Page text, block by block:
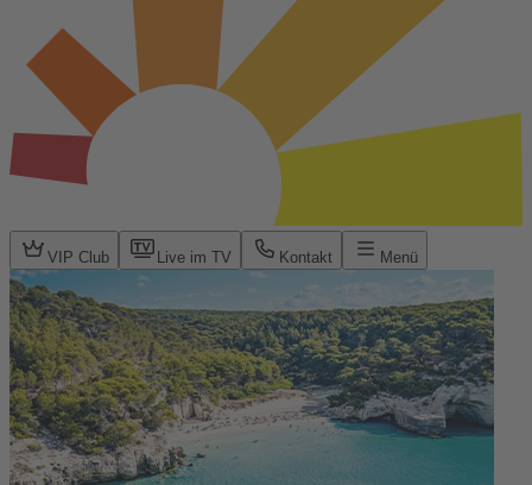
VIP Club Live im TV Kontakt Menü